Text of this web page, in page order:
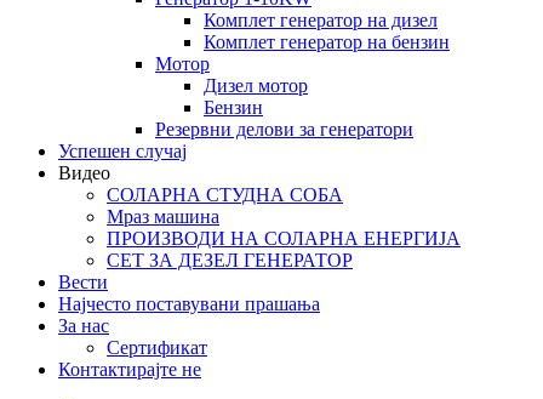
Комплет генератор на дизел
Комплет генератор на бензин
Мотор
Дизел мотор
Бензин
Резервни делови за генератори
Успешен случај
Видео
СОЛАРНА СТУДНА СОБА
Мраз машина
ПРОИЗВОДИ НА СОЛАРНА ЕНЕРГИЈА
СЕТ ЗА ДЕЗЕЛ ГЕНЕРАТОР
Вести
Најчесто поставувани прашања
За нас
Сертификат
Контактирајте не